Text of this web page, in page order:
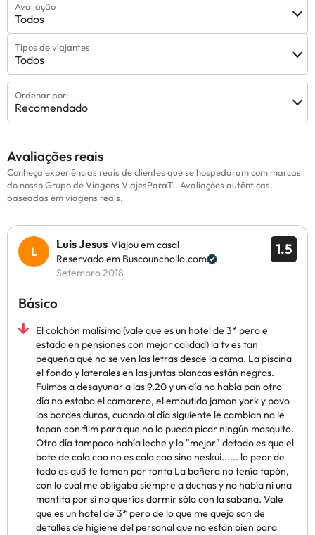
Avaliação
Todos
Tipos de viajantes
Todos
Ordenar por:
Recomendado
Avaliações reais
Conheça experiências reais de clientes que se hospedaram com marcas
do nosso Grupo de Viagens ViajesParaTi. Avaliações autênticas,
baseadas em viagens reais.
1.5
Luis Jesus Viajou em casal
Reservado em Buscounchollo.com
Setembro 2018
Básico
El colchón malísimo (vale que es un hotel de 3* pero e
estado en pensiones con mejor calidad) la tv es tan
pequeña que no se ven las letras desde la cama. La piscina
el fondo y laterales en las juntas blancas están negras.
Fuimos a desayunar a las 9.20 y un día no había pan otro
día no estaba el camarero, el embutido jamon york y pavo
los bordes duros, cuando al día siguiente le cambian no le
tapan con film para que no lo pueda picar ningún mosquito.
Otro día tampoco había leche y lo "mejor" detodo es que el
bote de cola cao no es cola cao sino neskui...... lo peor de
todo es qu3 te tomen por tonta La bañera no tenía tapón,
con lo cual me obligaba siempre a duchas y no había ni una
mantita por si no querías dormir sólo con la sabana. Vale
que es un hotel de 3* pero de lo que me quejo son de
detalles de higiene del personal que no están bien para